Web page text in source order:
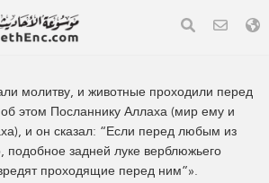
молитву, и животные проходили перед
этом Посланнику Аллаха (мир ему и
и он сказал: “Если перед любым из
подобное задней луке верблюжьего
проходящие перед ним”».